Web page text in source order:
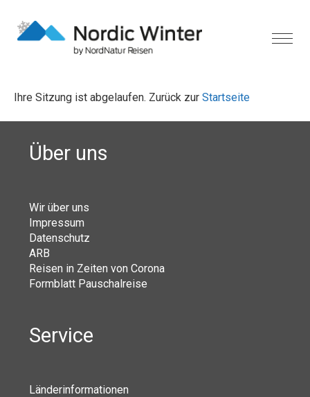
Ihre Sitzung ist abgelaufen. Zurück zur Startseite
Über uns
Wir über uns
Impressum
Datenschutz
ARB
Reisen in Zeiten von Corona
Formblatt Pauschalreise
Service
Länderinformationen